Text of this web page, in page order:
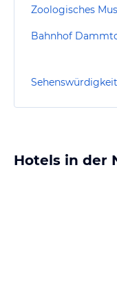
Zoologisches
Bahnhof
Hotels in der